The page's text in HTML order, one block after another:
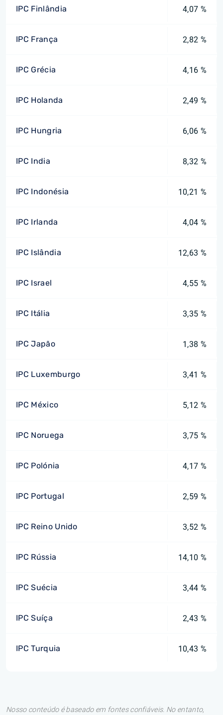
IPC Finlândia 4,07 %
IPC França 2,82 %
IPC Grécia 4,16 %
IPC Holanda 2,49 %
IPC Hungria 6,06 %
IPC India 8,32 %
IPC Indonésia 10,21 %
IPC Irlanda 4,04 %
IPC Islândia 12,63 %
IPC Israel 4,55 %
IPC Itália 3,35 %
IPC Japão 1,38 %
IPC Luxemburgo 3,41 %
IPC México 5,12 %
IPC Noruega 3,75 %
IPC Polónia 4,17 %
IPC Portugal 2,59 %
IPC Reino Unido 3,52 %
IPC Rússia 14,10 %
IPC Suécia 3,44 %
IPC Suíça 2,43 %
IPC Turquia 10,43 %
Nosso conteúdo é baseado em fontes confiáveis. No entanto,